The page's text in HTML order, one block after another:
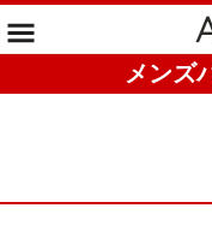
メンズ